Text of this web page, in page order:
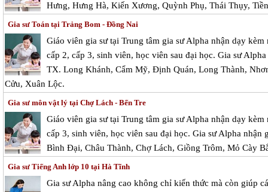
Hưng, Hưng Hà, Kiến Xương, Quỳnh Phụ, Thái Thụy,
Gia sư Toán tại Trảng Bom - Đồng Nai
Giáo viên gia sư tại Trung tâm gia sư Alpha nhận dạy
cấp 2, cấp 3, sinh viên, học viên sau đại học. Gia sư
TX. Long Khánh, Cẩm Mỹ, Định Quán, Long Thành,
Cửu, Xuân Lộc.
Gia sư môn vật lý tại Chợ Lách - Bến Tre
Giáo viên gia sư tại Trung tâm gia sư Alpha nhận dạy
cấp 3, sinh viên, học viên sau đại học. Gia sư Alpha
Bình Đại, Châu Thành, Chợ Lách, Giồng Trôm, Mỏ Cày
Gia sư Tiếng Anh lớp 10 tại Hà Tĩnh
Gia sư Alpha nâng cao không chỉ kiến thức mà còn giúp